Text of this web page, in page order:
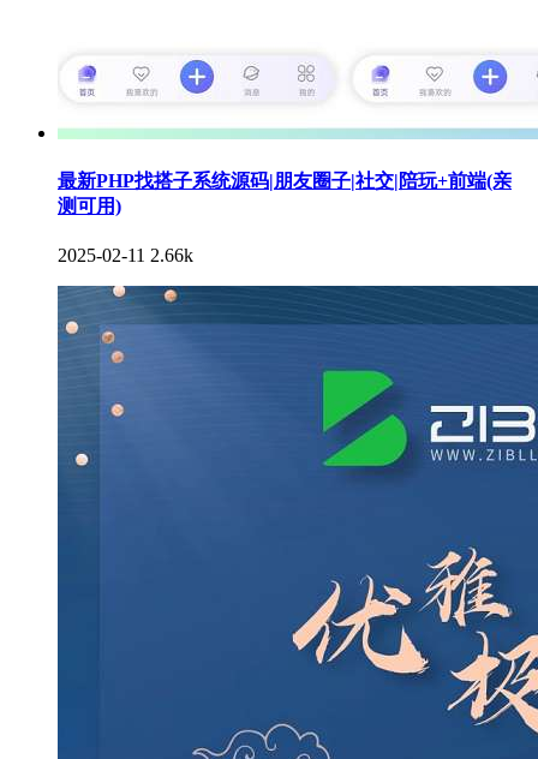
最新PHP找搭子系统源码|朋友圈子|社交|陪玩+前端(亲
测可用)
2025-02-11 2.66k